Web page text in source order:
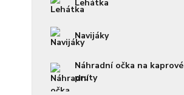
Lehátka
Navijáky
Náhradní očka na kaprové
pruty